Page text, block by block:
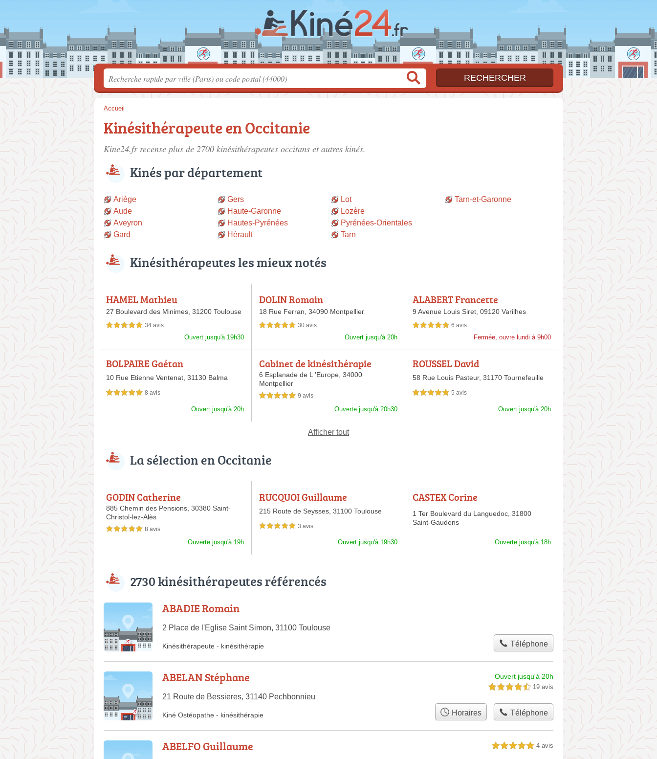
Accueil
Kinésithérapeute en Occitanie
Kine24.fr recense plus de 2700 kinésithérapeutes occitans et autres kinés.
Kinés par département
Ariège
Aude
Aveyron
Gard
Gers
Haute-Garonne
Hautes-Pyrénées
Hérault
Lot
Lozère
Pyrénées-Orientales
Tarn
Tarn-et-Garonne
Kinésithérapeutes les mieux notés
HAMEL Mathieu
27 Boulevard des Minimes, 31200 Toulouse
5,0 étoiles sur 5 34 avis
Ouvert jusqu'à 19h30
DOLIN Romain
18 Rue Ferran,34090 Montpellier
5,0 étoiles sur 5 30 avis
Ouvert jusqu'à 20h
ALABERT Francette
9 Avenue Louis Siret, 09120 Varilhes
5,0 étoiles sur 5 6 avis
Fermée, ouvre lundi à 9h00
BOLPAIRE Gaétan
10 Rue Etienne Ventenat, 31130 Balma
5,0 étoiles sur 5 8 avis
Ouvert jusqu'à 20h
Cabinet de kinésithérapie
6 Esplanade de L 'Europe,34000
Montpellier
5,0 étoiles sur 5 9 avis
Ouverte jusqu'à 20h30
ROUSSEL David
58 Rue Louis Pasteur, 31170 Tournefeuille
5,0 étoiles sur 5 5 avis
Ouvert jusqu'à 20h
Afficher tout
La sélection en Occitanie
GODIN Catherine
885 Chemin des Pensions, 30380 Saint-
Christol-lez-Alès
5,0 étoiles sur 5 8 avis
Ouverte jusqu'à 19h
RUCQUOI Guillaume
215 Route de Seysses,31100 Toulouse
5,0 étoiles sur 5 3 avis
Ouvert jusqu'à 19h30
CASTEX Corine
1 Ter Boulevard du Languedoc, 31800
Saint-Gaudens
Ouverte jusqu'à 18h
2730 kinésithérapeutes référencés
ABADIE Romain
2 Place de l'Eglise Saint Simon, 31100 Toulouse
Kinésithérapeute - kinésithérapie Téléphone
ABELAN Stéphane
21 Route de Bessieres, 31140 Pechbonnieu
Ouvert jusqu'à 20h
4,5 étoiles sur 5 19 avis
Kiné Ostéopathe - kinésithérapie Horaires Téléphone
ABELFO Guillaume 5,0 étoiles sur 5 4 avis